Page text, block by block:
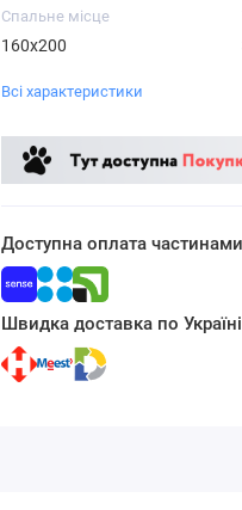
Спальне місце
160х200
Всі характеристики
Доступна оплата
Швидка доставка по Україні